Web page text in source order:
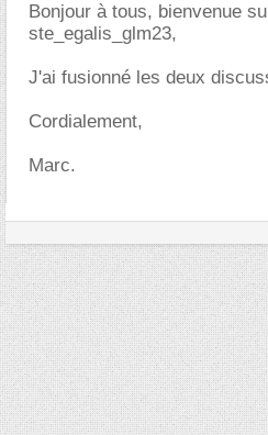
Bonjour à tous, bienvenue
ste_egalis_glm23,
J'ai fusionné les deux
Cordialement,
Marc.